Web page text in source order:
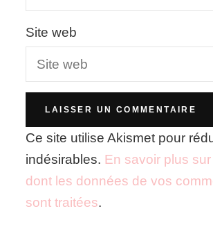
Site web
Ce site utilise Akismet pour
indésirables. En savoir plus
dont les données de vos
sont traitées.